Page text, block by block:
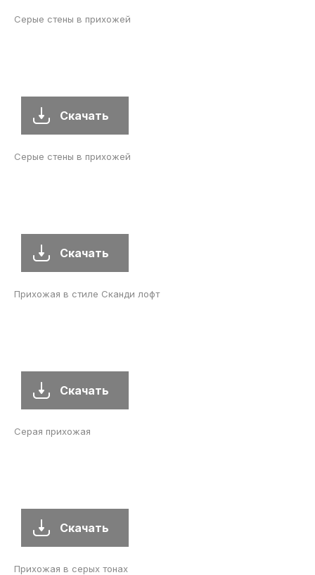
Серые стены в прихожей
Скачать
Серые стены в прихожей
Скачать
Прихожая в стиле Сканди лофт
Скачать
Серая прихожая
Скачать
Прихожая в серых тонах